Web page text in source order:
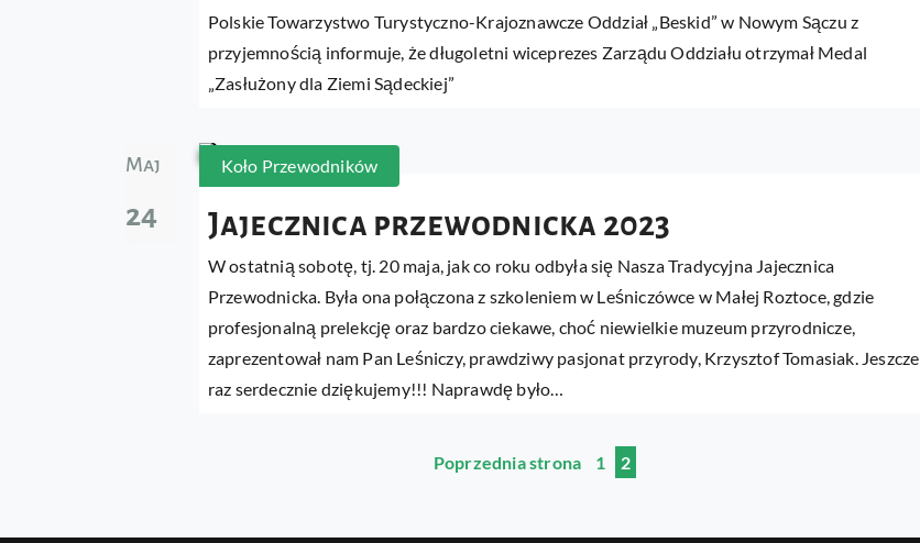
Polskie Towarzystwo Turystyczno-Krajoznawcze Oddział „Beskid” w Nowym Sączu z
przyjemnością informuje, że długoletni wiceprezes Zarządu Oddziału otrzymał Medal
„Zasłużony dla Ziemi Sądeckiej”
Maj
24
Koło Przewodników
Jajecznica przewodnicka 2023
W ostatnią sobotę, tj. 20 maja, jak co roku odbyła się Nasza Tradycyjna Jajecznica
Przewodnicka. Była ona połączona z szkoleniem w Leśniczówce w Małej Roztoce, gdzie
profesjonalną prelekcję oraz bardzo ciekawe, choć niewielkie muzeum przyrodnicze,
zaprezentował nam Pan Leśniczy, prawdziwy pasjonat przyrody, Krzysztof Tomasiak. Jeszcze
raz serdecznie dziękujemy!!! Naprawdę było…
Poprzednia strona 1 2